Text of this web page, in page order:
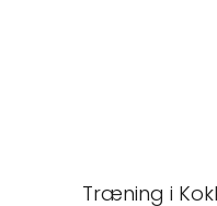
Træning i